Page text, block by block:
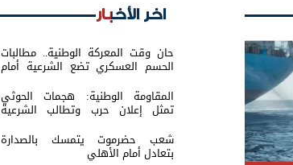
اخر الأخبار
حان وقت المعركة الوطنية.. مطالبات
الحسم العسكري تضع الشرعية أمام
اختبار القرار
المقاومة الوطنية: هجمات الحوثي
تمثل إعلان حرب وتطالب الشرعية
بتحريك الجبهات
شعب حضرموت يتمسك بالصدارة
بتعادل أمام الأهلي